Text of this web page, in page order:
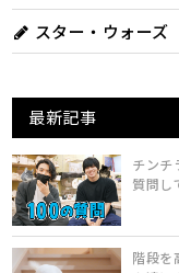
スター・ウォーズ
最新記事
チンチ
質問し
階段を